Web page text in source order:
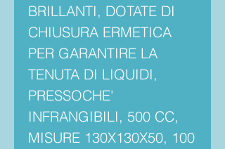
BRILLANTI, DOTATE DI
CHIUSURA ERMETICA
PER GARANTIRE LA
TENUTA DI LIQUIDI,
PRESSOCHE'
INFRANGIBILI, 500 CC,
MISURE 130X130X50, 100